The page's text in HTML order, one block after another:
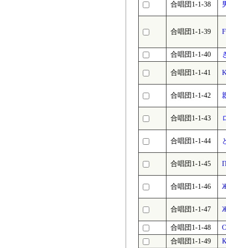
合唱団1-1-38
合唱団1-1-39
合唱団1-1-40
合唱団1-1-41
合唱団1-1-42
合唱団1-1-43
合唱団1-1-44
合唱団1-1-45
合唱団1-1-46
合唱団1-1-47
合唱団1-1-48
合唱団1-1-49